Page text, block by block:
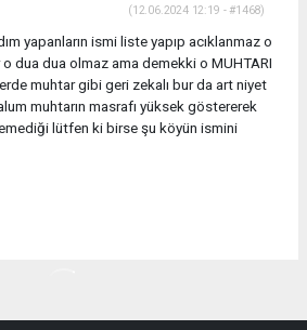
(12.06.2024 12:19 - #1468)
yapanların ismi liste yapıp acıklanmaz o
dua dua olmaz ama demekki o MUHTARI
muhtar gibi geri zekalı bur da art niyet
muhtarın masrafı yüksek göstererek
lütfen ki birse şu köyün ismini